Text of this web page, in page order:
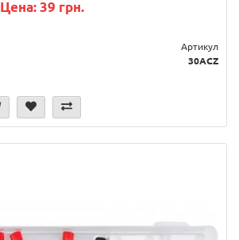
Цена: 39 грн.
Артикул
30ACZ